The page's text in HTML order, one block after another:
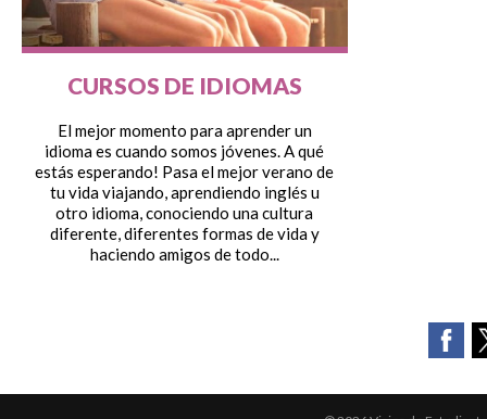
CURSOS DE IDIOMAS
El mejor momento para aprender un
idioma es cuando somos jóvenes. A qué
estás esperando! Pasa el mejor verano de
tu vida viajando, aprendiendo inglés u
otro idioma, conociendo una cultura
diferente, diferentes formas de vida y
haciendo amigos de todo...